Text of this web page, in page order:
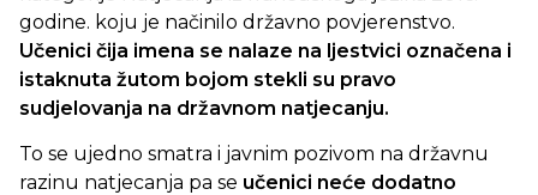
godine. koju je načinilo državno povjerenstvo.
Učenici čija imena se nalaze na ljestvici označena i
istaknuta žutom bojom stekli su pravo
sudjelovanja na državnom natjecanju.
To se ujedno smatra i javnim pozivom na državnu
razinu natjecanja pa se učenici neće dodatno